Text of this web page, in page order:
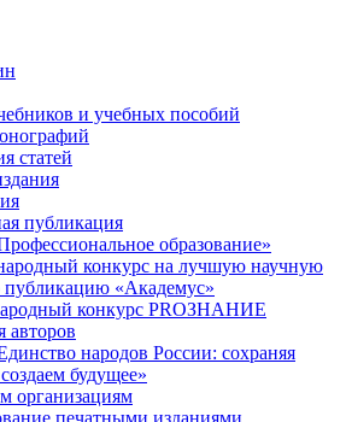
и учебных пособий
статей
публикация
образование»
конкурс на лучшую научную
«Академус»
конкурс PROЗНАНИЕ
авторов
народов России: сохраняя
будущее»
организациям
печатными изданиями